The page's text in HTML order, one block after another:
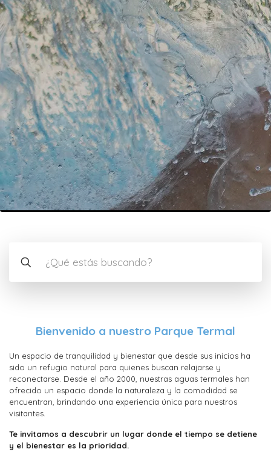
Bienvenido a nuestro Parque Termal
Un espacio de tranquilidad y bienestar que desde sus inicios ha
sido un refugio natural para quienes buscan relajarse y
reconectarse. Desde el año 2000, nuestras aguas termales han
ofrecido un espacio donde la naturaleza y la comodidad se
encuentran, brindando una experiencia única para nuestros
visitantes.
Te invitamos a descubrir un lugar donde el tiempo se detiene
y el bienestar es la prioridad.